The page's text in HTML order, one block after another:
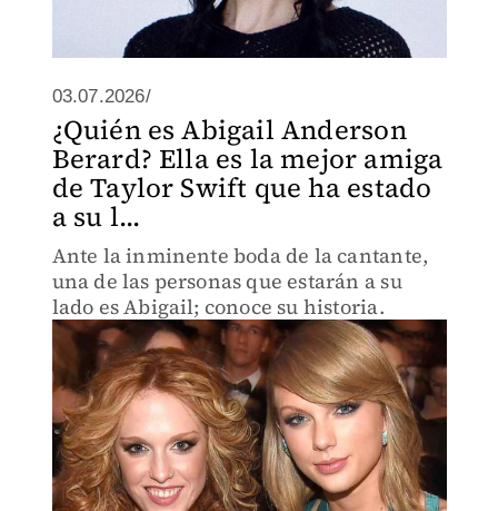
03.07.2026/
¿Quién es Abigail Anderson
Berard? Ella es la mejor amiga
de Taylor Swift que ha estado
a su l...
Ante la inminente boda de la cantante,
una de las personas que estarán a su
lado es Abigail; conoce su historia.